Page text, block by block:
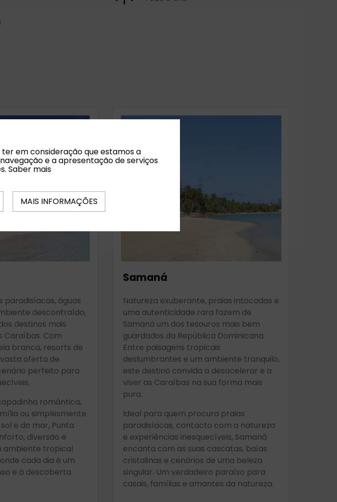
paradisíacas, águas
descontraído,
destinos mais
Caraíbas. Com
branca, resorts de
oferta de
perfeito para
romântica,
ou simplesmente
e do mar, Punta
diversão e
ambiente tropical
cada dia é um
e à descoberta.
Samaná
Natureza exuberante, praias intocadas e
uma autenticidade rara fazem de
Samaná um dos tesouros mais bem
guardados da República Dominicana.
Entre paisagens tropicais
deslumbrantes e um ambiente tranquilo,
este destino convida a desacelerar e a
viver as Caraíbas na sua forma mais
pura.
Ideal para quem procura praias
paradisíacas, contacto com a natureza
e experiências inesquecíveis, Samaná
encanta com as suas cascatas, baías
cristalinas e cenários de uma beleza
singular. Um verdadeiro paraíso para
casais, famílias e amantes da natureza.
em consideração que estamos a
e a apresentação de serviços
Saber mais
MAIS INFORMAÇÕES